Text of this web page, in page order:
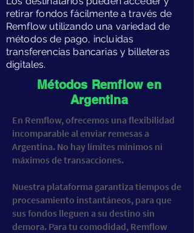
retirar fondos fácilmente a través de
Remflow utilizando una variedad de
métodos de pago, incluidas
transferencias bancarias y billeteras
digitales.
​Métodos Remflow en
Argentina
​En Remflow, ofrecemos una flexibilidad
incomparable al enviar remesas a
Argentina. No hay límites mínimos ni
máximos de transacciones.
Nuestra plataforma garantiza tiempos de
procesamiento instantáneos, para que
sus fondos lleguen a su destino sin
demora. Para tu comodidad, Remflow